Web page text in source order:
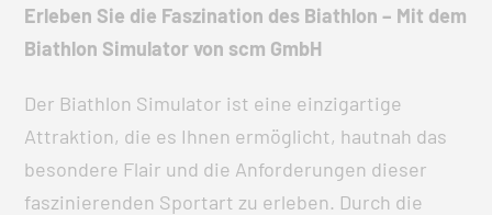
Erleben Sie die Faszination des Biathlon – Mit dem
Biathlon Simulator von scm GmbH
Der Biathlon Simulator ist eine einzigartige
Attraktion, die es Ihnen ermöglicht, hautnah das
besondere Flair und die Anforderungen dieser
faszinierenden Sportart zu erleben. Durch die